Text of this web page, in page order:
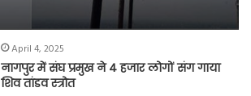
April 4, 2025
नागपुर में संघ प्रमुख ने 4 हजार लोगों संग गाया
शिव तांडव स्त्रोत